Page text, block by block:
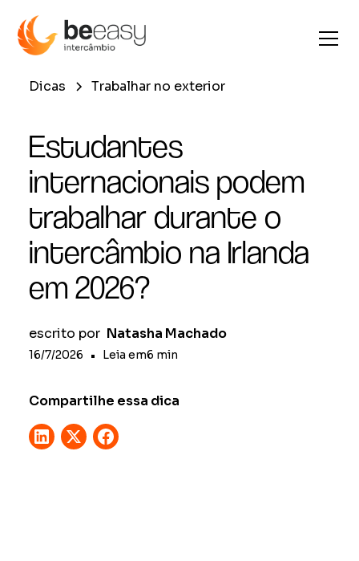
Dicas Trabalhar no exterior
Estudantes
internacionais podem
trabalhar durante o
intercâmbio na Irlanda
em 2026?
escrito por Natasha Machado
16/7/2026 • Leia em6 min
Compartilhe essa dica